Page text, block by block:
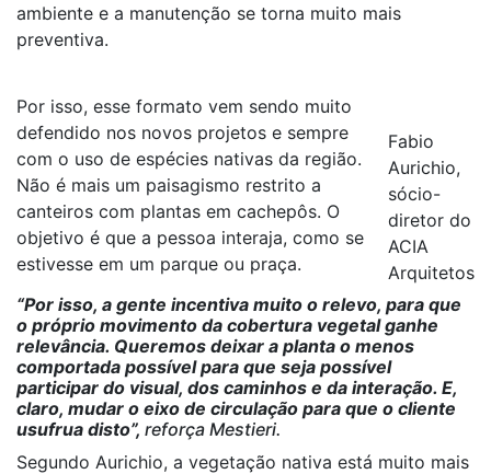
ambiente e a manutenção se torna muito mais
preventiva.
Fabio
Aurichio,
sócio-
diretor do
ACIA
Arquitetos
Por isso, esse formato vem sendo muito
defendido nos novos projetos e sempre
com o uso de espécies nativas da região.
Não é mais um paisagismo restrito a
canteiros com plantas em cachepôs. O
objetivo é que a pessoa interaja, como se
estivesse em um parque ou praça.
“Por isso, a gente incentiva muito o relevo, para que
o próprio movimento da cobertura vegetal ganhe
relevância. Queremos deixar a planta o menos
comportada possível para que seja possível
participar do visual, dos caminhos e da interação. E,
claro, mudar o eixo de circulação para que o cliente
usufrua disto”, reforça Mestieri.
Segundo Aurichio, a vegetação nativa está muito mais